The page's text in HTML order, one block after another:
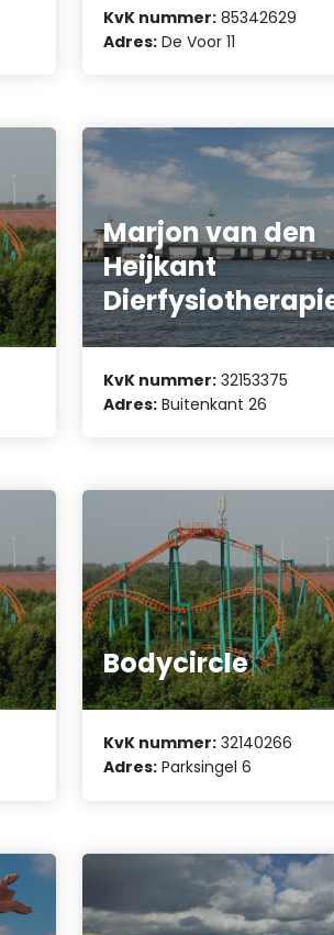
KvK nummer: 85342629
Adres: De Voor 11
Marjon van den
Heijkant
KvK nummer: 32153375
Adres: Buitenkant 26
Bodycircle
KvK nummer: 32140266
Adres: Parksingel 6